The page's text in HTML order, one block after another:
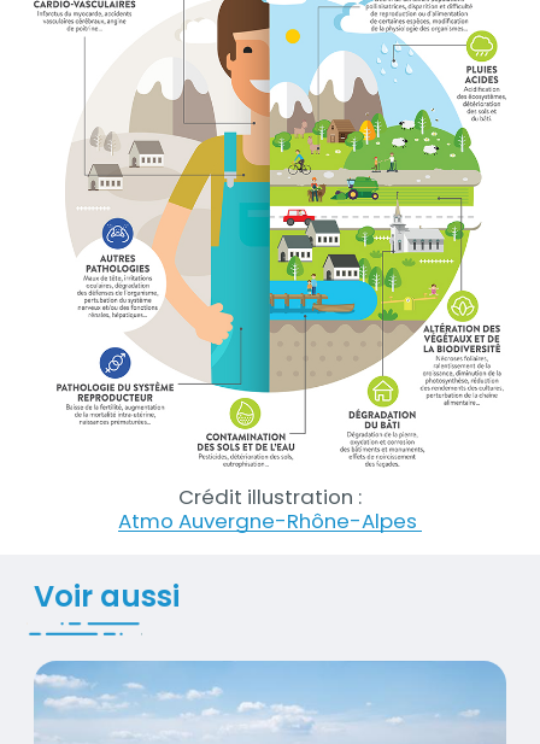
Crédit illustration :
Atmo Auvergne-Rhône-Alpes
Titre
Voir aussi
Contenus
Effets de la pollution sur l'environnement et le